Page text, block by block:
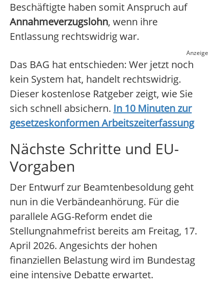
Beschäftigte haben somit Anspruch auf
Annahmeverzugslohn, wenn ihre
Entlassung rechtswidrig war.
Anzeige
Das BAG hat entschieden: Wer jetzt noch
kein System hat, handelt rechtswidrig.
Dieser kostenlose Ratgeber zeigt, wie Sie
sich schnell absichern. In 10 Minuten zur
gesetzeskonformen Arbeitszeiterfassung
Nächste Schritte und EU-
Vorgaben
Der Entwurf zur Beamtenbesoldung geht
nun in die Verbändeanhörung. Für die
parallele AGG-Reform endet die
Stellungnahmefrist bereits am Freitag, 17.
April 2026. Angesichts der hohen
finanziellen Belastung wird im Bundestag
eine intensive Debatte erwartet.